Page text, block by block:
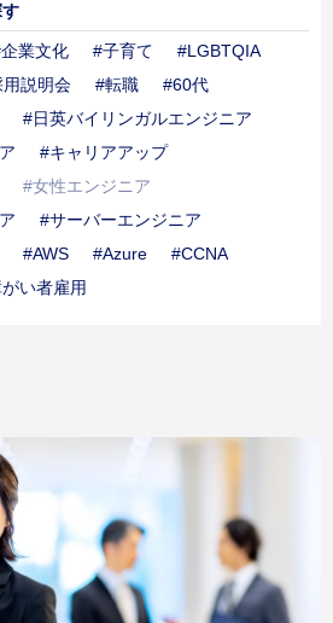
環境・制度
ム
報
ンロード
業文化 #子育て
#LGBTQIA
用説明会 #転職
#60代
#日英バイリンガルエンジニア
#キャリアアップ
#女性エンジニア
#サーバーエンジニア
#AWS #Azure
#CCNA
い者雇用